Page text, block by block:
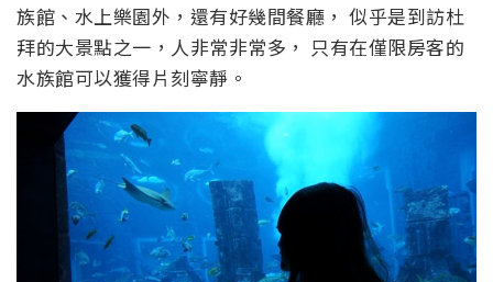
族館、水上樂園外，還有好幾間餐廳， 似乎是到訪杜
拜的大景點之一，人非常非常多， 只有在僅限房客的
水族館可以獲得片刻寧靜。